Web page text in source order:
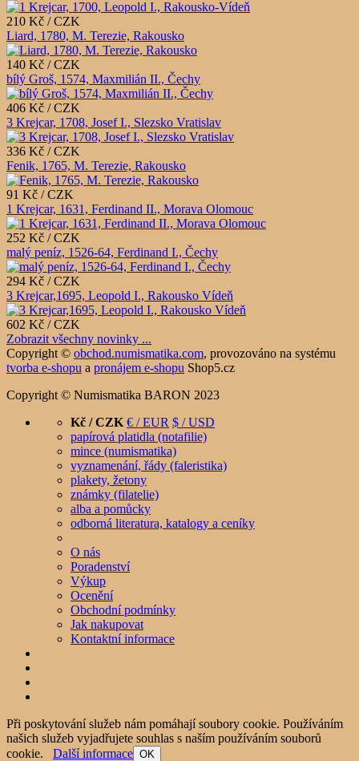
210 Kč / CZK
Liard, 1780, M. Terezie, Rakousko
140 Kč / CZK
bílý Groš, 1574, Maxmilián II., Čechy
406 Kč / CZK
3 Krejcar, 1708, Josef I., Slezsko Vratislav
336 Kč / CZK
Fenik, 1765, M. Terezie, Rakousko
91 Kč / CZK
1 Krejcar, 1631, Ferdinand II., Morava Olomouc
252 Kč / CZK
malý peníz, 1526-64, Ferdinand I., Čechy
294 Kč / CZK
3 Krejcar,1695, Leopold I., Rakousko Vídeň
602 Kč / CZK
Zobrazit všechny novinky ...
Copyright © obchod.numismatika.com, provozováno na systému
tvorba e-shopu a pronájem e-shopu Shop5.cz
Copyright © Numismatika BARON 2023
Kč / CZK € / EUR $ / USD
papírová platidla (notafilie)
mince (numismatika)
vyznamenání, řády (faleristika)
plakety, žetony
známky (filatelie)
alba a pomůcky
odborná literatura, katalogy a ceníky
O nás
Poradenství
Výkup
Ocenění
Obchodní podmínky
Jak nakupovat
Kontaktní informace
Při poskytování služeb nám pomáhají soubory cookie. Používáním
našich služeb vyjadřujete souhlas s naším používáním souborů
cookie. Další informace